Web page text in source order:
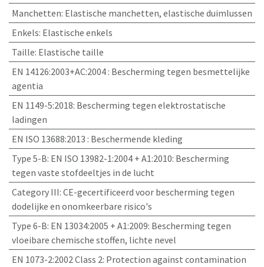
Manchetten: Elastische manchetten, elastische duimlussen
Enkels: Elastische enkels
Taille: Elastische taille
EN 14126:2003+AC:2004 : Bescherming tegen besmettelijke
agentia
EN 1149-5:2018: Bescherming tegen elektrostatische
ladingen
EN ISO 13688:2013 : Beschermende kleding
Type 5-B: EN ISO 13982-1:2004 + A1:2010: Bescherming
tegen vaste stofdeeltjes in de lucht
Category III: CE-gecertificeerd voor bescherming tegen
dodelijke en onomkeerbare risico's
Type 6-B: EN 13034:2005 + A1:2009: Bescherming tegen
vloeibare chemische stoffen, lichte nevel
EN 1073-2:2002 Class 2: Protection against contamination